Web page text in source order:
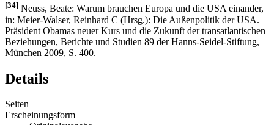
[34] Neuss, Beate: Warum brauchen Europa und die USA einander,
in: Meier-Walser, Reinhard C (Hrsg.): Die Außenpolitik der USA.
Präsident Obamas neuer Kurs und die Zukunft der transatlantischen
Beziehungen, Berichte und Studien 89 der Hanns-Seidel-Stiftung,
München 2009, S. 400.
Details
Seiten
Erscheinungsform